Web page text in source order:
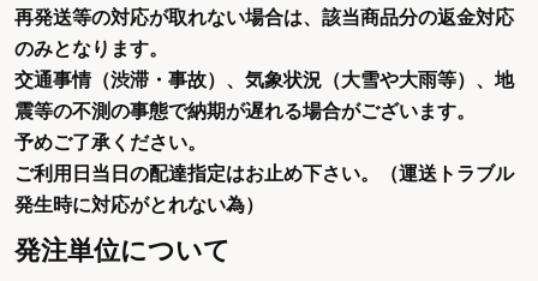
再発送等の対応が取れない場合は、該当商品分の返金対応
のみとなります。
交通事情（渋滞・事故）、気象状況（大雪や大雨等）、地
震等の不測の事態で納期が遅れる場合がございます。
予めご了承ください。
ご利用日当日の配達指定はお止め下さい。（運送トラブル
発生時に対応がとれない為）
発注単位について